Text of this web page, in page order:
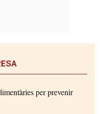
per prevenir